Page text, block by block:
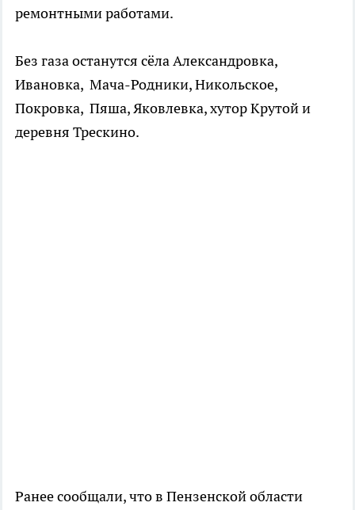
ремонтными работами.
Без газа останутся сёла Александровка,
Ивановка, Мача-Родники, Никольское,
Покровка, Пяша, Яковлевка, хутор Крутой и
деревня Трескино.
Ранее сообщали, что в Пензенской области